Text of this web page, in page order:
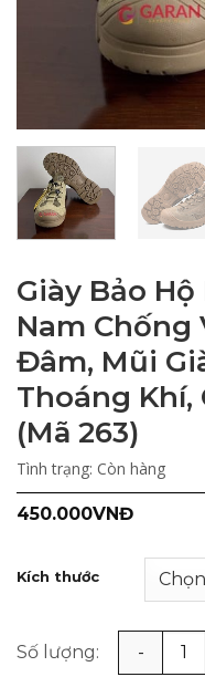
Giày Bảo
Nam Chống
Đâm, Mũi
Thoáng Khí,
(Mã 263)
Tình trạng: Còn hàng
450.000VNĐ
Kích thước
Giày Bảo Hộ Da Bò